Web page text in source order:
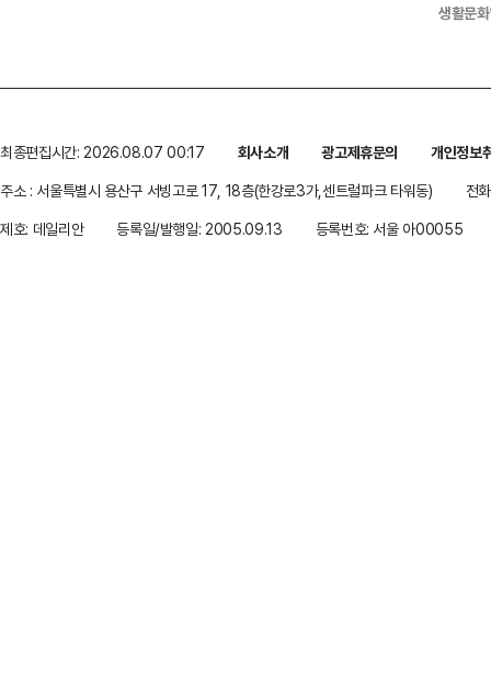
생활문
최종편집시간: 2026.08.07 00:17 회사소개 광고제휴문의
개인정보
주소 : 서울특별시 용산구 서빙고로 17, 18층(한강로3가,센트럴파크 타워동)
전
제호: 데일리안
등록일/발행일: 2005.09.13 등록번호: 서울 아00055